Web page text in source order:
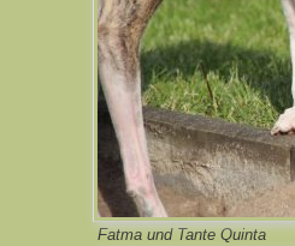
Fatma und Tante Quinta